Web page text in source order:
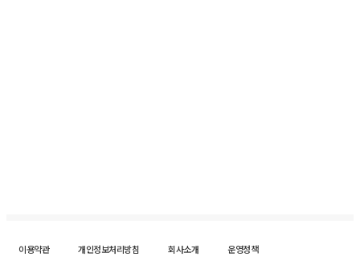
이용약관 개인정보처리방침 회사소개
운영정책